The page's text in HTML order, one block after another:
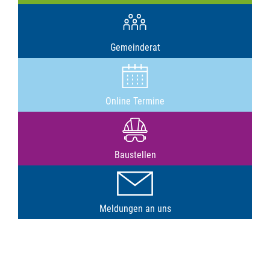
Gemeinderat
Online Termine
Baustellen
Meldungen an uns